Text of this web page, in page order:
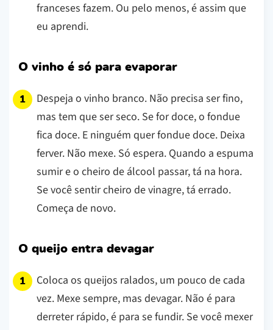
franceses fazem. Ou pelo menos, é assim que
eu aprendi.
O vinho é só para evaporar
Despeja o vinho branco. Não precisa ser fino,
mas tem que ser seco. Se for doce, o fondue
fica doce. E ninguém quer fondue doce. Deixa
ferver. Não mexe. Só espera. Quando a espuma
sumir e o cheiro de álcool passar, tá na hora.
Se você sentir cheiro de vinagre, tá errado.
Começa de novo.
O queijo entra devagar
Coloca os queijos ralados, um pouco de cada
vez. Mexe sempre, mas devagar. Não é para
derreter rápido, é para se fundir. Se você mexer